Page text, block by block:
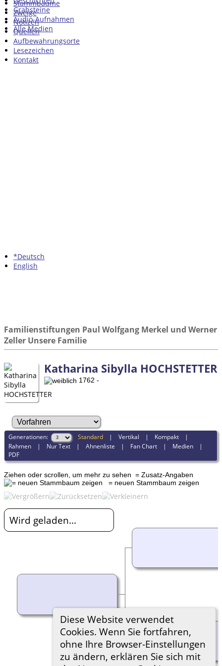
Grabsteine
Audio-Aufnahmen
Alle Medien
Stammbäume
Zweige
Notizen
Quellen
Aufbewahrungsorte
Lesezeichen
Kontakt
*Deutsch
English
Familienstiftungen Paul Wolfgang Merkel und Werner
Zeller Unsere Familie
Diese Website verwendet
Cookies. Wenn Sie fortfahren,
ohne Ihre Browser-Einstellungen
zu ändern, erklären Sie sich mit
Katharina Sibylla HOCHSTETTER
1762 -
Generationen: Standard |Vertikal | Kompakt |
Rahmen | Nur Text |Ahnenliste | Fan Chart | Medien |
PDF
Ziehen oder scrollen, um mehr zu sehen = Zusatz-Angaben
= neuen Stammbaum zeigen
Wird geladen...